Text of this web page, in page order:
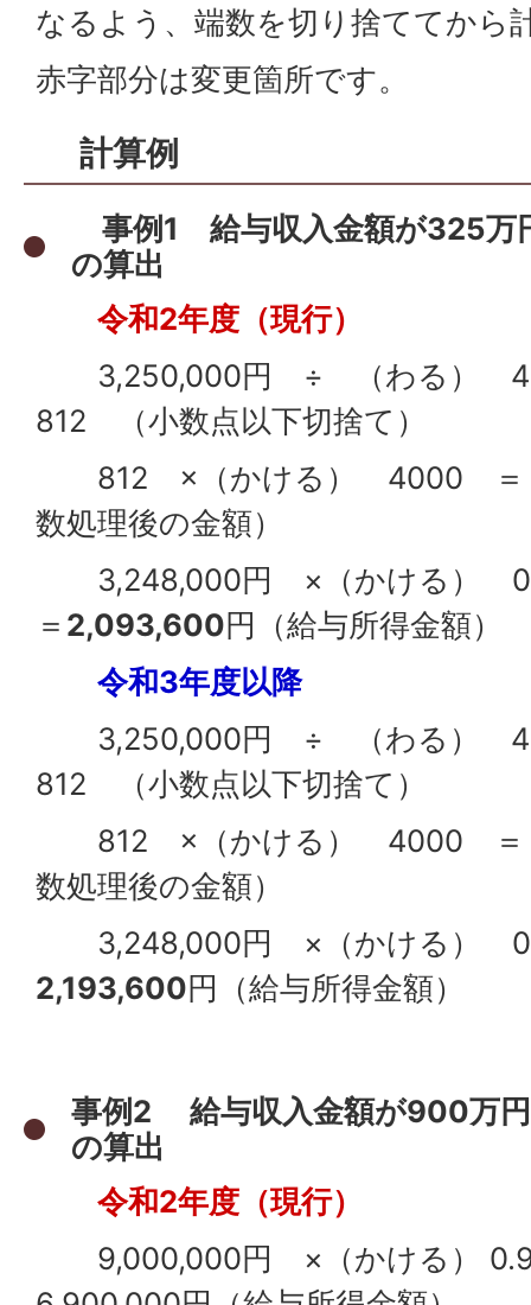
なるよう、端数を切り捨ててから
赤字部分は変更箇所です。
計算例
事例1 給与収入金額が325万
の算出
令和2年度（現行）
3,250,000円 ÷ （わる
812 （小数点以下切捨て）
812 ×（かける） 4000 ＝
数処理後の金額）
3,248,000円 ×（かける）
＝ 2,093,600円（給与所得金額）
令和3年度以降
3,250,000円 ÷ （わる
812 （小数点以下切捨て）
812 ×（かける） 4000 ＝
数処理後の金額）
3,248,000円 ×（かける）
2,193,600円（給与所得金額）
事例2 給与収入金額が900万円
の算出
令和2年度（現行）
9,000,000円 ×（かける）